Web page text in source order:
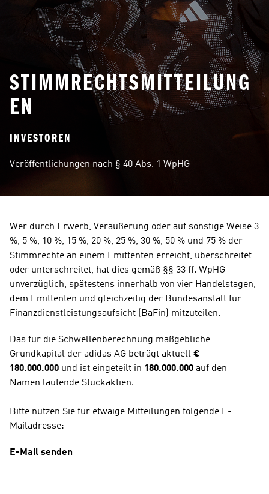
STIMMRECHTSMITTEILUNG
EN
INVESTOREN
Veröffentlichungen nach § 40 Abs. 1 WpHG
Wer durch Erwerb, Veräußerung oder auf sonstige Weise 3
%, 5 %, 10 %, 15 %, 20 %, 25 %, 30 %, 50 % und 75 % der
Stimmrechte an einem Emittenten erreicht, überschreitet
oder unterschreitet, hat dies gemäß §§ 33 ff. WpHG
unverzüglich, spätestens innerhalb von vier Handelstagen,
dem Emittenten und gleichzeitig der Bundesanstalt für
Finanzdienstleistungsaufsicht (BaFin) mitzuteilen.
Das für die Schwellenberechnung maßgebliche
Grundkapital der adidas AG beträgt aktuell €
180.000.000 und ist eingeteilt in 180.000.000 auf den
Namen lautende Stückaktien.
Bitte nutzen Sie für etwaige Mitteilungen folgende E-
Mailadresse:
E-Mail senden